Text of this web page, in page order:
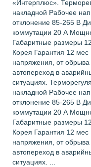
«Интерплюс».
накладной Рабочее
отклонение 85-265 В
коммутации 20 А
Габаритные размеры
Корея Гарантия 12 мес
напряжения, от обрыва
автопереход в
ситуациях.
накладной Рабочее
отклонение 85-265 В
коммутации 20 А
Габаритные размеры
Корея Гарантия 12 мес
напряжения, от обрыва
автопереход в
ситуациях. ...